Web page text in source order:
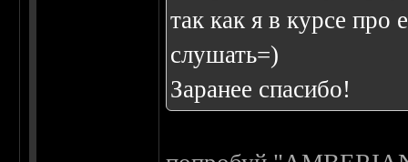
так как я в курсе
слушать=)
Заранее спасибо!